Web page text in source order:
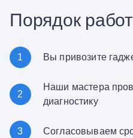
Порядок работ
1 Вы привозите
2
Наши мастера
диагностику
3 Согласовываем